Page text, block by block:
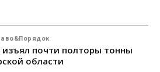
изъял почти полторы тонны
области